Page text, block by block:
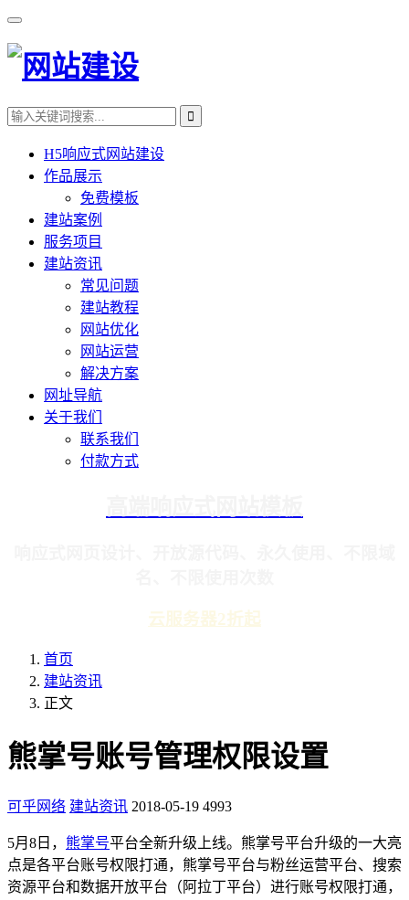
H5响应式网站建设
作品展示
免费模板
建站案例
服务项目
建站资讯
常见问题
建站教程
网站优化
网站运营
解决方案
网址导航
关于我们
联系我们
付款方式
云服务器2折起
首页
建站资讯
正文
熊掌号账号管理权限设置
可乎网络 建站资讯 2018-05-19 4993
5月8日， 熊掌号平台全新升级上线。熊掌号平台升级的一大亮
点是各平台账号权限打通，熊掌号平台与粉丝运营平台、搜索
资源平台和数据开放平台（阿拉丁平台）进行账号权限打通，